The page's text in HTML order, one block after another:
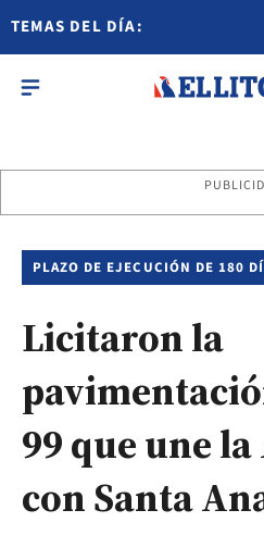
TEMAS DEL DÍA:
PLAZO DE EJECUCIÓN DE 180
Licitaron la
99 que une
con Santa